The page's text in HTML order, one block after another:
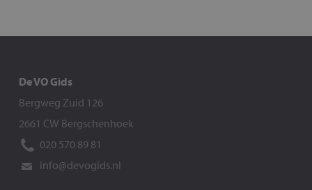
De VO Gids
Bergweg Zuid 126
2661 CW Bergschenhoek
020 570 89 81
info@devogids.nl